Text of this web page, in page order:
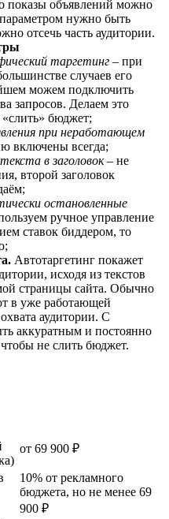
показы объявлений можно
нужно быть
отсечь часть аудитории.
таргетинг – при
случаев его
можем подключить
запросов. Делаем это
бюджет;
при неработающем
включены всегда;
в заголовок– не
второй заголовок
остановленные
ручное управление
ставок биддером, то
Автотаргетинг покажет
исходя из текстов
страницы сайта. Обычно
в уже работающей
аудитории. С
аккуратным и постоянно
чтобы не слить бюджет.
от 69 900 ₽
10% от рекламного
бюджета, но не менее 69
900 ₽